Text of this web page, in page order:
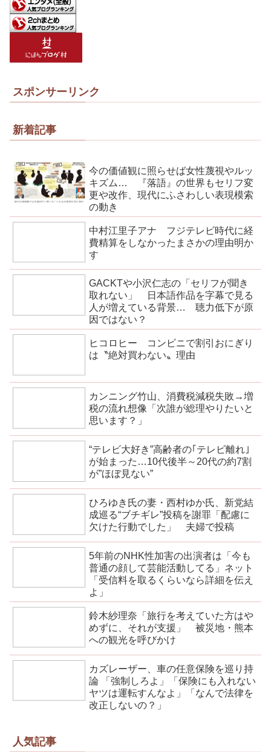
スポンサーリンク
新着記事
今の価値観に照らせば女性蔑視やルッ
キズム… 『落語』の世界もセリフ変
更や改作、現代にふさわしい表現模索
の動き
中村江里子アナ フジテレビ時代に経
費精算をしなかったまさかの理由明か
す
GACKTや小沢仁志の「セリフが聞き
取れない」 日本語作品を字幕で見る
人が増えている背景… 聴力低下が原
因ではない？
ヒコロヒー コンビニで割引おにぎり
は〝絶対買わない〟理由
カンニング竹山、消費税減税失敗→増
税の流れ想像「次誰が総理やりたいと
思います？」
“テレビ大好き”高齢者の｢テレビ離れ｣
が始まった…10代後半～20代の約7割
が”ほぼ見ない”
ひろゆき氏の妻・西村ゆか氏、新党結
成巡る“ブチギレ”投稿を謝罪「配慮に
欠けた行動でした」 夫婦で投稿
5年前のNHK性加害の出演者は「今も
普通の顔して芸能活動してる」ネット
「受信料を取るくらいなら詳細を伝え
よ」
鈴木紗理奈「旅行を考えていた方はや
めずに、それが支援」 被災地・熊本
への観光を呼びかけ
カズレーザー、車の任意保険を巡り持
論 「強制しろよ」「保険にも入れない
ヤツは運転すんなよ」「なんで法律を
改正しないの？」
人気記事